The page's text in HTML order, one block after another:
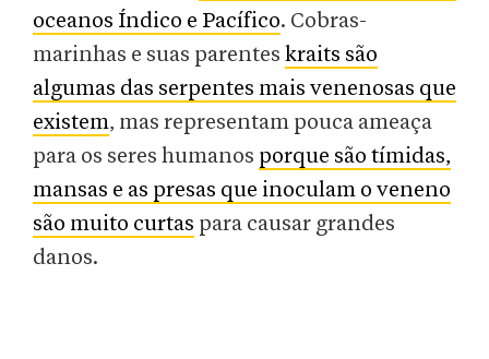
oceanos Índico e Pacífico. Cobras-
marinhas e suas parentes kraits são
algumas das serpentes mais venenosas que
existem, mas representam pouca ameaça
para os seres humanos porque são tímidas,
mansas e as presas que inoculam o veneno
são muito curtas para causar grandes
danos.